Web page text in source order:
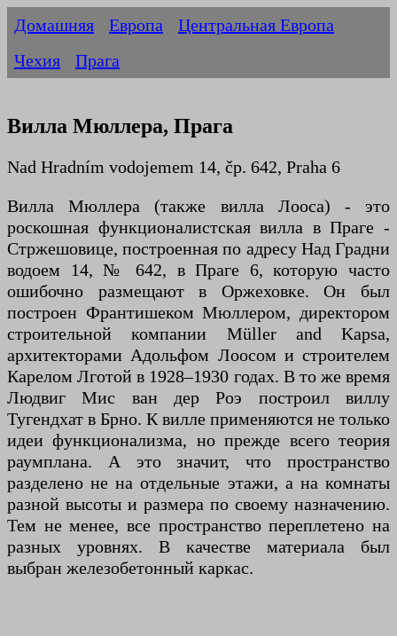
Домашняя Европа
Центральная Европа
Чехия
Прага
Вилла Мюллера, Прага
Nad Hradním vodojemem 14, čp. 642, Praha 6
Вилла Мюллера (также вилла Лооса) - это
роскошная функционалистская вилла в Праге -
Стржешовице, построенная по адресу Над Градни
водоем 14, № 642, в Праге 6, которую часто
ошибочно размещают в Оржеховке. Он был
построен Франтишеком Мюллером, директором
строительной компании Müller and Kapsa,
архитекторами Адольфом Лоосом и строителем
Карелом Лготой в 1928–1930 годах. В то же время
Людвиг Мис ван дер Роэ построил виллу
Тугендхат в Брно. К вилле применяются не только
идеи функционализма, но прежде всего теория
раумплана. А это значит, что пространство
разделено не на отдельные этажи, а на комнаты
разной высоты и размера по своему назначению.
Тем не менее, все пространство переплетено на
разных уровнях. В качестве материала был
выбран железобетонный каркас.